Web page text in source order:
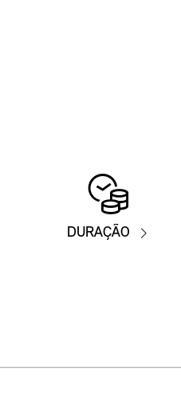
DURAÇÃO